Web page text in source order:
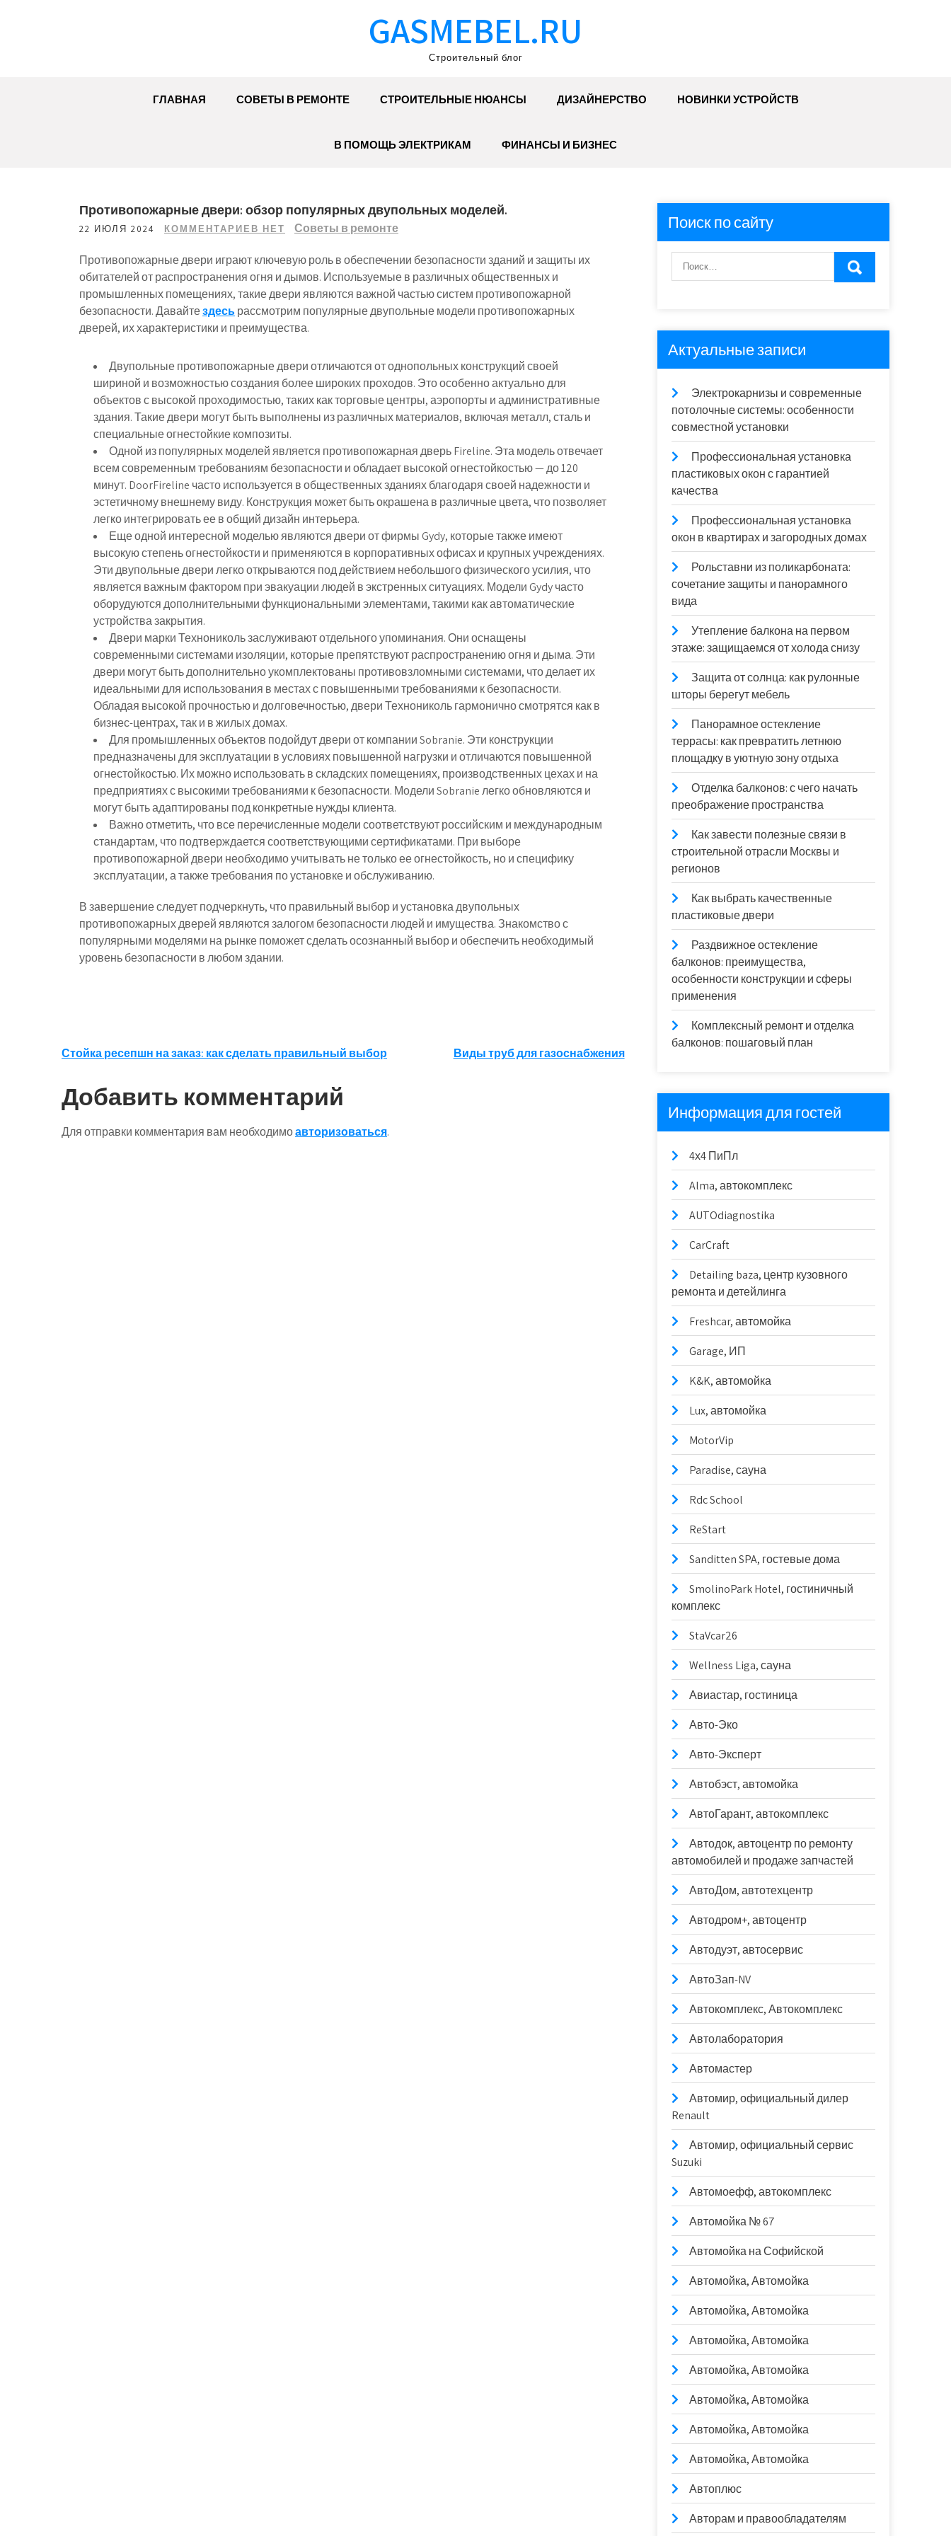
GASMEBEL.RU
Строительный блог
ГЛАВНАЯ СОВЕТЫ В РЕМОНТЕ СТРОИТЕЛЬНЫЕ НЮАНСЫ ДИЗАЙНЕРСТВО НОВИНКИ УСТРОЙСТВ
В ПОМОЩЬ ЭЛЕКТРИКАМ ФИНАНСЫ И БИЗНЕС
Противопожарные двери: обзор популярных двупольных моделей.
22 ИЮЛЯ 2024 КОММЕНТАРИЕВ НЕТ Советы в ремонте
Противопожарные двери играют ключевую роль в обеспечении безопасности зданий и защиты их
обитателей от распространения огня и дымов. Используемые в различных общественных и
промышленных помещениях, такие двери являются важной частью систем противопожарной
безопасности. Давайтездесьрассмотрим популярные двупольные модели противопожарных
дверей, их характеристики и преимущества.
Двупольные противопожарные двери отличаются от однопольных конструкций своей
шириной и возможностью создания более широких проходов. Это особенно актуально для
объектов с высокой проходимостью, таких как торговые центры, аэропорты и административные
здания. Такие двери могут быть выполнены из различных материалов, включая металл, сталь и
специальные огнестойкие композиты.
Одной из популярных моделей является противопожарная дверь Fireline. Эта модель отвечает
всем современным требованиям безопасности и обладает высокой огнестойкостью — до 120
минут. DoorFireline часто используется в общественных зданиях благодаря своей надежности и
эстетичному внешнему виду. Конструкция может быть окрашена в различные цвета, что позволяет
легко интегрировать ее в общий дизайн интерьера.
Еще одной интересной моделью являются двери от фирмы Gydy, которые также имеют
высокую степень огнестойкости и применяются в корпоративных офисах и крупных учреждениях.
Эти двупольные двери легко открываются под действием небольшого физического усилия, что
является важным фактором при эвакуации людей в экстренных ситуациях. Модели Gydy часто
оборудуются дополнительными функциональными элементами, такими как автоматические
устройства закрытия.
Двери марки Технониколь заслуживают отдельного упоминания. Они оснащены
современными системами изоляции, которые препятствуют распространению огня и дыма. Эти
двери могут быть дополнительно укомплектованы противовзломными системами, что делает их
идеальными для использования в местах с повышенными требованиями к безопасности.
Обладая высокой прочностью и долговечностью, двери Технониколь гармонично смотрятся как в
бизнес-центрах, так и в жилых домах.
Для промышленных объектов подойдут двери от компании Sobranie. Эти конструкции
предназначены для эксплуатации в условиях повышенной нагрузки и отличаются повышенной
огнестойкостью. Их можно использовать в складских помещениях, производственных цехах и на
предприятиях с высокими требованиями к безопасности. Модели Sobranie легко обновляются и
могут быть адаптированы под конкретные нужды клиента.
Важно отметить, что все перечисленные модели соответствуют российским и международным
стандартам, что подтверждается соответствующими сертификатами. При выборе
противопожарной двери необходимо учитывать не только ее огнестойкость, но и специфику
эксплуатации, а также требования по установке и обслуживанию.
В завершение следует подчеркнуть, что правильный выбор и установка двупольных
противопожарных дверей являются залогом безопасности людей и имущества. Знакомство с
популярными моделями на рынке поможет сделать осознанный выбор и обеспечить необходимый
уровень безопасности в любом здании.
Навигация
по
записям
Стойка ресепшн на заказ: как сделать правильный выбор Виды труб для газоснабжения
Добавить комментарий
Для отправки комментария вам необходимоавторизоваться.
Поиск по сайту
Актуальные записи
Электрокарнизы и современные
потолочные системы: особенности
совместной установки
Профессиональная установка
пластиковых окон с гарантией
качества
Профессиональная установка
окон в квартирах и загородных домах
Рольставни из поликарбоната:
сочетание защиты и панорамного
вида
Утепление балкона на первом
этаже: защищаемся от холода снизу
Защита от солнца: как рулонные
шторы берегут мебель
Панорамное остекление
террасы: как превратить летнюю
площадку в уютную зону отдыха
Отделка балконов: с чего начать
преображение пространства
Как завести полезные связи в
строительной отрасли Москвы и
регионов
Как выбрать качественные
пластиковые двери
Раздвижное остекление
балконов: преимущества,
особенности конструкции и сферы
применения
Комплексный ремонт и отделка
балконов: пошаговый план
Информация для гостей
4х4 ПиПл
Alma, автокомплекс
AUTOdiagnostika
CarCraft
Detailing baza, центр кузовного
ремонта и детейлинга
Freshcar, автомойка
Garage, ИП
K&K, автомойка
Lux, автомойка
MotorVip
Paradise, сауна
Rdc School
ReStart
Sanditten SPA, гостевые дома
SmolinoPark Hotel, гостиничный
комплекс
StaVcar26
Wellness Liga, сауна
Авиастар, гостиница
Авто-Эко
Авто-Эксперт
Автобэст, автомойка
АвтоГарант, автокомплекс
Автодок, автоцентр по ремонту
автомобилей и продаже запчастей
АвтоДом, автотехцентр
Автодром+, автоцентр
Автодуэт, автосервис
АвтоЗап-NV
Автокомплекс, Автокомплекс
Автолаборатория
Автомастер
Автомир, официальный дилер
Renault
Автомир, официальный сервис
Suzuki
Автомоефф, автокомплекс
Автомойка № 67
Автомойка на Софийской
Автомойка, Автомойка
Автомойка, Автомойка
Автомойка, Автомойка
Автомойка, Автомойка
Автомойка, Автомойка
Автомойка, Автомойка
Автомойка, Автомойка
Автоплюс
Авторам и правообладателям